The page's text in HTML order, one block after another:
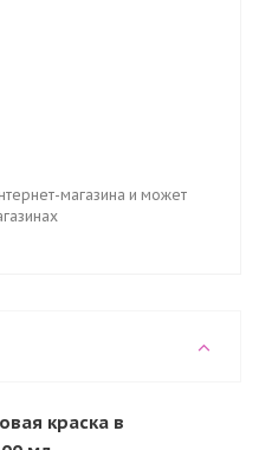
магазина и может
краска в